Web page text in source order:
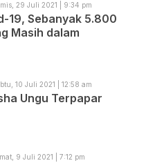
29 Juli 2021 | 9:34 pm
19, Sebanyak 5.800
Masih dalam
10 Juli 2021 | 12:58 am
Ungu Terpapar
9 Juli 2021 | 7:12 pm